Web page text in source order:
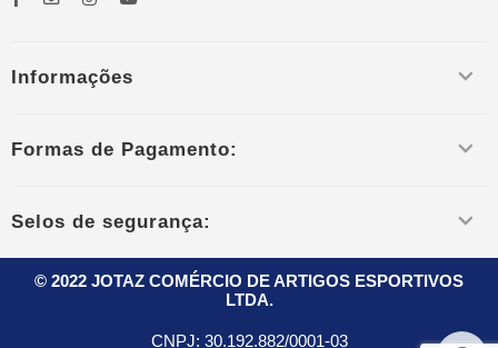
Informações
Formas de Pagamento:
Selos de segurança:
© 2022 JOTAZ COMÉRCIO DE ARTIGOS ESPORTIVOS
LTDA.
CNPJ: 30.192.882/0001-03